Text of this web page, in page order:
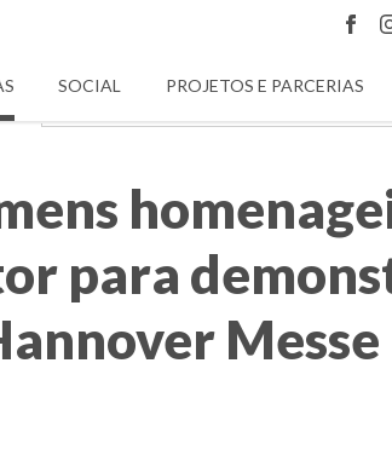
SOCIAL PROJETOS E PARCERIAS
para
Messe